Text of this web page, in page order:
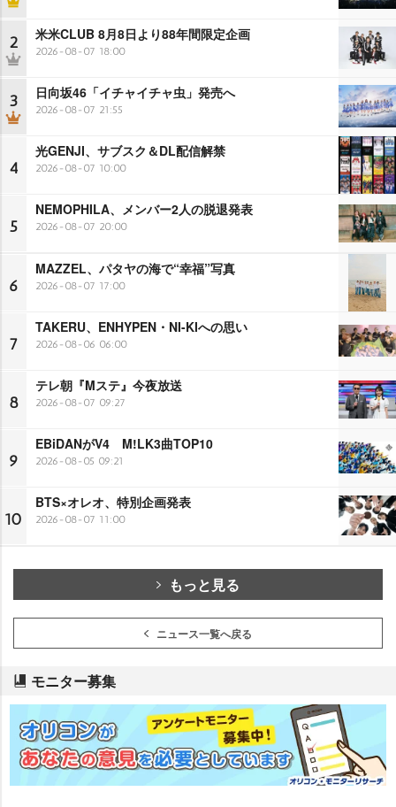
2 米米CLUB 8月8日より88年間限定企画
2026-08-07 18:00
3 日向坂46「イチャイチャ虫」発売へ
2026-08-07 21:55
4
光GENJI、サブスク＆DL配信解禁
2026-08-07 10:00
5
NEMOPHILA、メンバー2人の脱退発表
2026-08-07 20:00
6
MAZZEL、パタヤの海で“幸福”写真
2026-08-07 17:00
7
TAKERU、ENHYPEN・NI-KIへの思い
2026-08-06 06:00
8
テレ朝『Mステ』今夜放送
2026-08-07 09:27
9
EBiDANがV4 M!LK3曲TOP10
2026-08-05 09:21
10
BTS×オレオ、特別企画発表
2026-08-07 11:00
もっと見る
ニュース一覧へ戻る
モニター募集